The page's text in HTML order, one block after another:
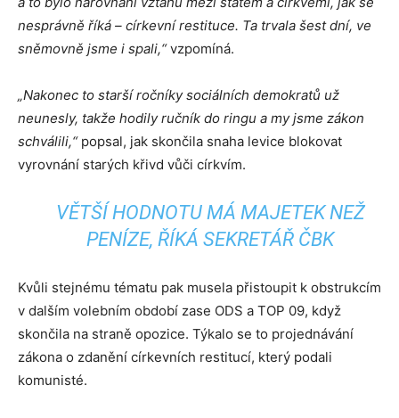
nesprávně říká – církevní restituce. Ta trvala šest dní, ve
sněmovně jsme i spali,“vzpomíná.
„Nakonec to starší ročníky sociálních demokratů už
neunesly, takže hodily ručník do ringu a my jsme zákon
schválili,“popsal, jak skončila snaha levice blokovat
vyrovnání starých křivd vůči církvím.
VĚTŠÍ HODNOTU MÁ MAJETEK NEŽ
PENÍZE, ŘÍKÁ SEKRETÁŘ ČBK
Kvůli stejnému tématu pak musela přistoupit k obstrukcím
v dalším volebním období zase ODS a TOP 09, když
skončila na straně opozice. Týkalo se to projednávání
zákona o zdanění církevních restitucí, který podali
komunisté.